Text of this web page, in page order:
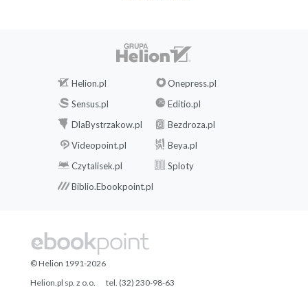
Helion.pl
Onepress.pl
Sensus.pl
Editio.pl
DlaBystrzakow.pl
Bezdroza.pl
Videopoint.pl
Beya.pl
Czytalisek.pl
Sploty
Biblio.Ebookpoint.pl
© Helion 1991-2026
Helion.pl sp. z o.o.
tel. (32) 230-98-63